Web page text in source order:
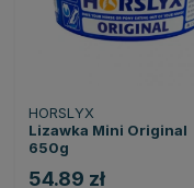
HORSLYX
Lizawka Mini Original
650g
54.89 zł